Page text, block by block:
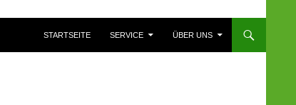
STARTSEITE
SERVICE ÜBER UNS